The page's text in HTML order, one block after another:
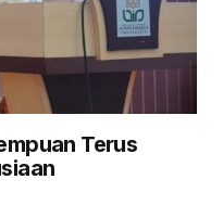
Terus